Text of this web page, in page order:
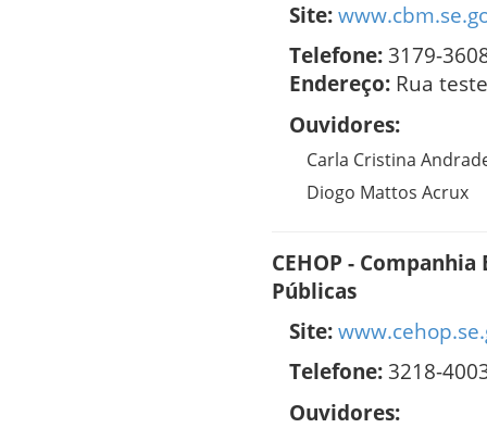
Site:
Telefone:3179-
Endereço: Rua
Ouvidores:
Carla Cristina
Diogo Mattos Acrux
CEHOP -
Públicas
Site:
Telefone:3218-
Ouvidores: